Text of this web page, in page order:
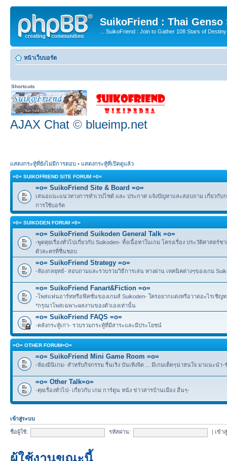
SuikoFriend : Thai Genso
... SuikoFriend : Join to Gather 108 Stars of
หน้าเว็บบอร์ด
Shortcuts
AJAX Chat © blueimp.net
แสดงกระทู้ที่ยังไม่มีการตอบ • แสดงกระทู้ที่เปิดดูแล้ว
=0= SUIKOFRIEND SITE FORUM =0=
=o= SuikoFriend Site & Board =o=
เสนอแนะแนวทางการทำเวปไซต์ และ ประกาศ แจ้งปัญหาและสอบถาม เกี่ยวกับ
การใช้บอร์ด
=0= SUIKODEN FORUM =0=
=o= SuikoFriend Suikoden General Talk =o=
-พูดคุยเรื่องทั่วไปเกี่ยวกับ Suikoden- ทั้งเนื้อหาในเกม โครงเรื่อง ประวัติศาสตร์ช
ตัวละครที่ชื่นชอบ
=o= SuikoFriend Strategy =o=
-ห้องกลยุทธ์- สอบถามและรวบรวมวิธีการเล่น ทางผ่าน เทคนิคต่างๆของเกม
=o= SuikoFriend Fanart&Fiction =o=
-โพสแฟนอาร์ทหรือฟิคชั่นของเกมส์ Suikoden- ใครอยากแต่งหรือวาดอะไรเชิญท
*กรุณาโพสเฉพาะผลงานของตัวเองเท่านั้น
=o= SuikoFriend FAQS =o=
-คลังกระทู้เก่า- รวบรวมกระทู้ที่มีสาระและมีประโยชน์
=O= OTHER FORUM=O=
=o= SuikoFriend Mini Game Room =o=
-ห้องมินิเกม- สำหรับกิจกรรม รื่นเริง บันเทิงจิต ... มีเกมเด็ดๆน่าสนใจ มาแนะนำ
=o= Other Talk=o=
-คุยเรื่องทั่วไป- เกี่ยวกับ เกม การ์ตูน หนัง ข่าวสารบ้านเมือง อื่นๆ-
เข้าสู่ระบบ
ชื่อผู้ใช้: รหัสผ่าน: เข้า